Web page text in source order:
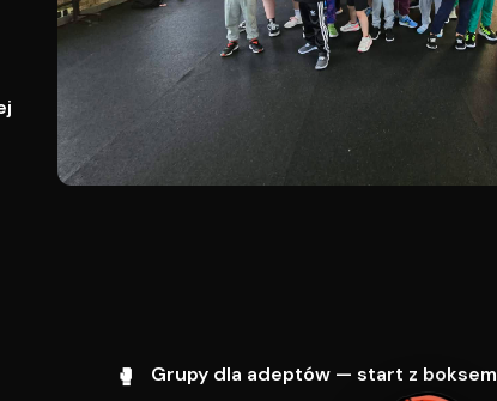
Grupy dla adeptów — start z boksem